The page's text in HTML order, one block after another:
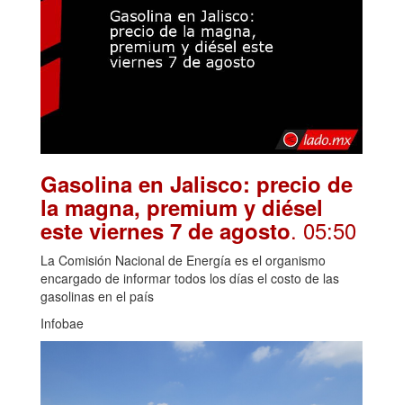
Gasolina en Jalisco: precio de
la magna, premium y diésel
este viernes 7 de agosto. 05:50
La Comisión Nacional de Energía es el organismo
encargado de informar todos los días el costo de las
gasolinas en el país
Infobae